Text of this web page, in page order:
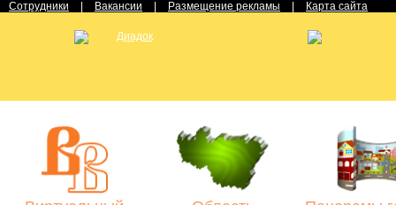
Сотрудники Вакансии Размещение рекламы Карта сайта